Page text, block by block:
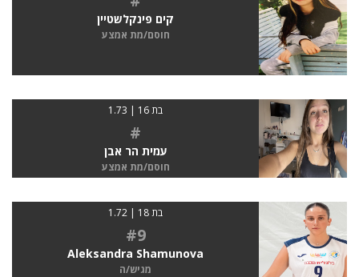
קים פינקלשטיין
חוסם/מת אמצע
בת 16 | 1.73
#
עמית הר אבן
חוסם/מת אמצע
בת 18 | 1.72
#9
Aleksandra Shamunova
מגיש/ה